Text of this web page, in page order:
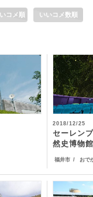
コメ順 いいコメ数順
2018/12/25
セーレン
然史博物
福井市 おで